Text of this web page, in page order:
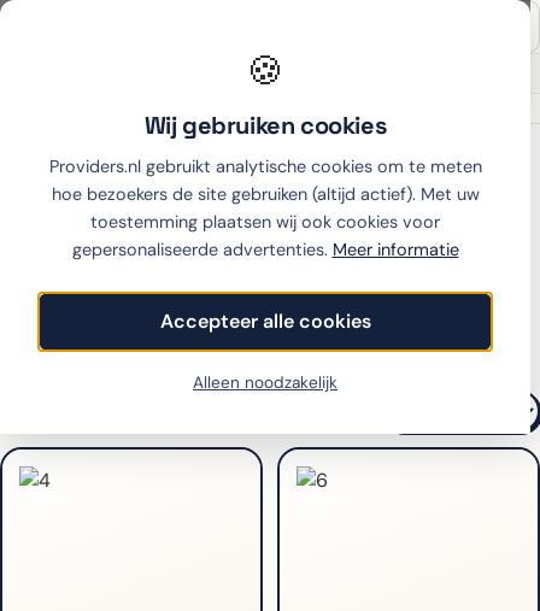
🍪
Wij gebruiken cookies
Providers.nl gebruikt analytische cookies om te meten
hoe bezoekers de site gebruiken (altijd actief). Met uw
toestemming plaatsen wij ook cookies voor
gepersonaliseerde advertenties. Meer informatie
Accepteer alle cookies
Alleen noodzakelijk
Thuiswinkel partner
Telefoon abonnement›Fairphone
Fairphone telefoonabonnementen
vergelijken
Alle Fairphone modellen
Filters